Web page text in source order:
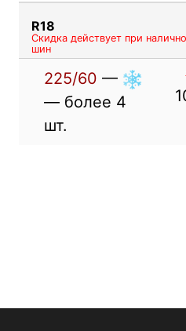
R18
Скидка действует при
шин
225/60 —
— более 4
шт.